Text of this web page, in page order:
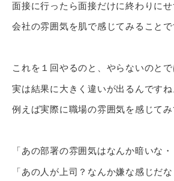
面接に行ったら面接だけに終わりにせ
会社の雰囲気を肌で感じてみることで
これを１回やるのと、やらないのとで
実は結果に大きく違いが出るんですね
例えば実際に職場の雰囲気を感じてみ
「あの部署の雰囲気はなんか暗いな・
「あの人が上司？なんか嫌な感じだな